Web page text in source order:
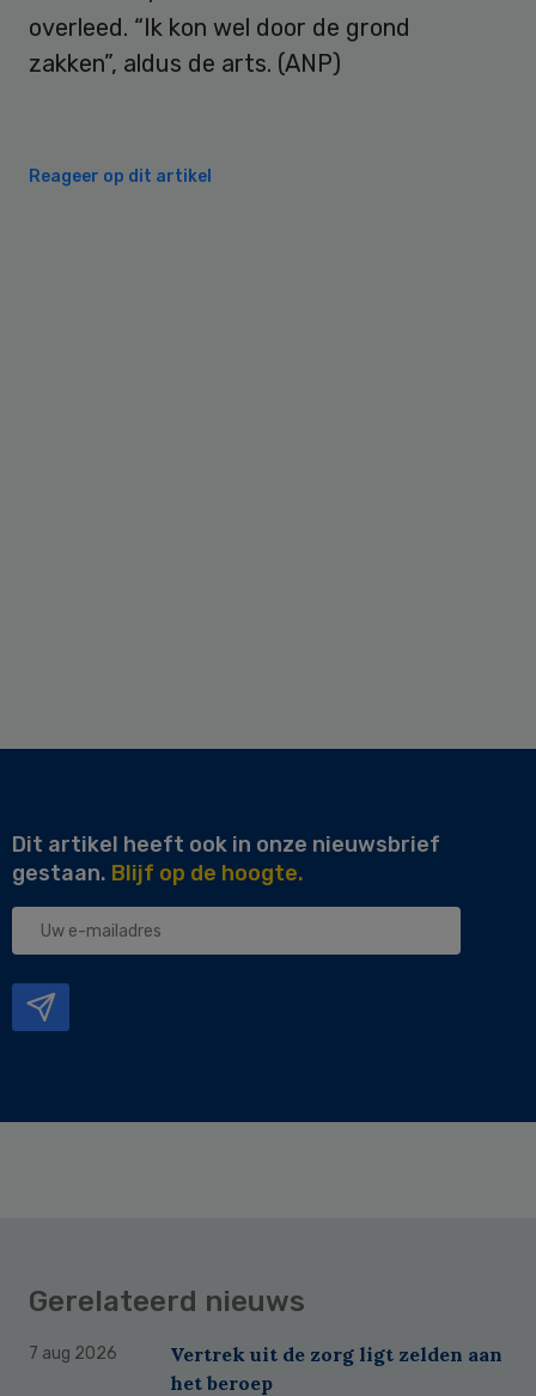
overleed. “Ik kon wel door de grond
zakken”, aldus de arts. (ANP)
Reageer op dit artikel
Dit artikel heeft ook in onze nieuwsbrief
gestaan. Blijf op de hoogte.
Uw
Gerelateerd nieuws
7 aug 2026
Vertrek uit de zorg ligt zelden aan
het beroep